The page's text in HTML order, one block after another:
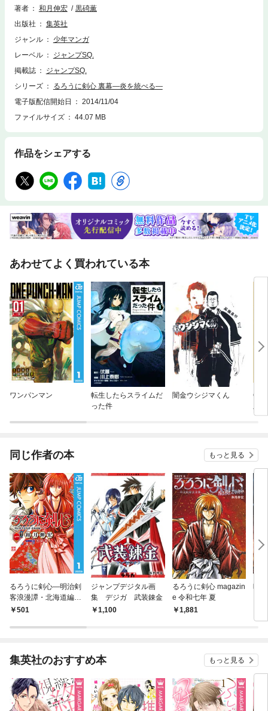
ださい。
著者 和月伸宏
黒碕薫
出版社
集英社
ジャンル
少年マンガ
レーベル
ジャンプSQ.
掲載誌
ジャンプSQ.
シリーズ
るろうに剣心 裏幕―炎を統べる―
電子版配信開始日
2014/11/04
ファイルサイズ
44.07 MB
作品をシェアする
あわせてよく買われている本
ワンパンマン
転生したらスライムだ
った件
闇金ウシジマくん
同じ作者の本 もっと見る
るろうに剣心―明治剣
客浪漫譚・北海道編―
1 501
ジャンプデジタル画
集 デジガ 武装錬金
1,100
るろうに剣心 magazin
e 令和七年 夏
1,881
映
集英社のおすすめ本 もっと見る